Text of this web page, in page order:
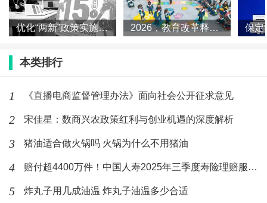
农产品直播带货更是当下热门的销售途径。创业者
信任。与网红主播合作或自己上阵，能将农产品推向更
此外，智慧农业服务也是“数商兴农”的重要支撑。
宋佳星主任强调，“数商兴农”的机遇千载难逢，创
业者应敏锐洞察、果断行动，充分利用政策红利，在农
村这片广阔天地中实现创业梦想，为乡村振兴贡献力
优化“两新”政策实施 夯实扩大内需战略根基 2026，教育改革释放哪些信号？
本类排行
1 《直播电商监督管理办法》面向社会公开征求意见
2 宋佳星：数商兴农政策红利与创业机遇的深度解析
3 猪油适合做火锅吗 火锅为什么不用猪油
4 赔付超4400万件！中国人寿2025年三季度寿险理赔服务报告
5 炸丸子用几成油温 炸丸子油温多少合适